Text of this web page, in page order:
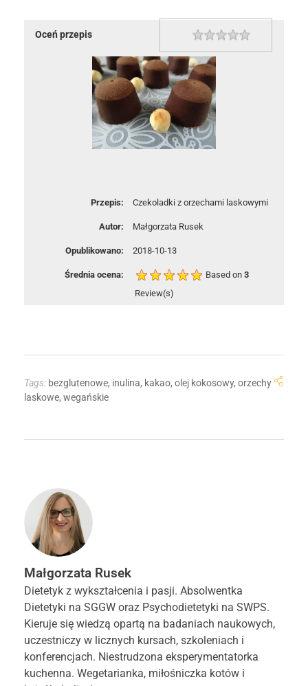
Oceń przepis Rating
1 star
2 stars
3 stars
4 stars
5 stars
Przepis: Czekoladki z orzechami laskowymi
Autor: Małgorzata Rusek
Opublikowano: 2018-10-13
Średnia ocena: Based on 3
Review(s)
Tags: bezglutenowe, inulina, kakao, olej kokosowy, orzechy
laskowe, wegańskie
Małgorzata Rusek
Dietetyk z wykształcenia i pasji. Absolwentka
Dietetyki na SGGW oraz Psychodietetyki na SWPS.
Kieruje się wiedzą opartą na badaniach naukowych,
uczestniczy w licznych kursach, szkoleniach i
konferencjach. Niestrudzona eksperymentatorka
kuchenna. Wegetarianka, miłośniczka kotów i